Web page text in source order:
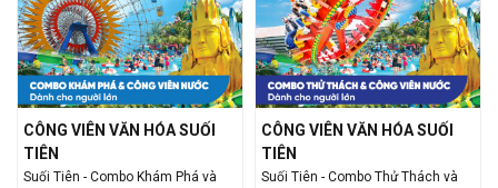
CÔNG VIÊN VĂN HÓA SUỐI
TIÊN
Suối Tiên - Combo Khám Phá và
CÔNG VIÊN VĂN HÓA SUỐI
TIÊN
Suối Tiên - Combo Thử Thách và